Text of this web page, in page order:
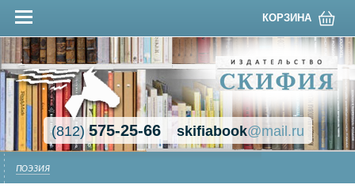
КОРЗИНА
(812)575-25-66 skifiabook@mail.ru
ПОЭЗИЯ